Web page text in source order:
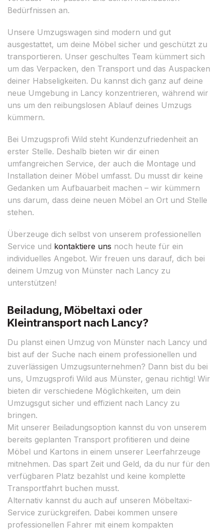
Bedürfnissen an.
Unsere Umzugswagen sind modern und gut
ausgestattet, um deine Möbel sicher und geschützt zu
transportieren. Unser geschultes Team kümmert sich
um das Verpacken, den Transport und das Auspacken
deiner Habseligkeiten. Du kannst dich ganz auf deine
neue Umgebung in Lancy konzentrieren, während wir
uns um den reibungslosen Ablauf deines Umzugs
kümmern.
Bei Umzugsprofi Wild steht Kundenzufriedenheit an
erster Stelle. Deshalb bieten wir dir einen
umfangreichen Service, der auch die Montage und
Installation deiner Möbel umfasst. Du musst dir keine
Gedanken um Aufbauarbeit machen – wir kümmern
uns darum, dass deine neuen Möbel an Ort und Stelle
stehen.
Überzeuge dich selbst von unserem professionellen
Service und kontaktiere uns noch heute für ein
individuelles Angebot. Wir freuen uns darauf, dich bei
deinem Umzug von Münster nach Lancy zu
unterstützen!
Beiladung, Möbeltaxi oder
Kleintransport nach Lancy?
Du planst einen Umzug von Münster nach Lancy und
bist auf der Suche nach einem professionellen und
zuverlässigen Umzugsunternehmen? Dann bist du bei
uns, Umzugsprofi Wild aus Münster, genau richtig! Wir
bieten dir verschiedene Möglichkeiten, um dein
Umzugsgut sicher und effizient nach Lancy zu
bringen.
Mit unserer Beiladungsoption kannst du von unserem
bereits geplanten Transport profitieren und deine
Möbel und Kartons in einem unserer Leerfahrzeuge
mitnehmen. Das spart Zeit und Geld, da du nur für den
verfügbaren Platz bezahlst und keine komplette
Transportfahrt buchen musst.
Alternativ kannst du auch auf unseren Möbeltaxi-
Service zurückgreifen. Dabei kommen unsere
professionellen Fahrer mit einem kompakten